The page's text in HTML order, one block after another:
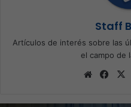
Staff
Artículos de interés sobre las
el campo de
Sitio